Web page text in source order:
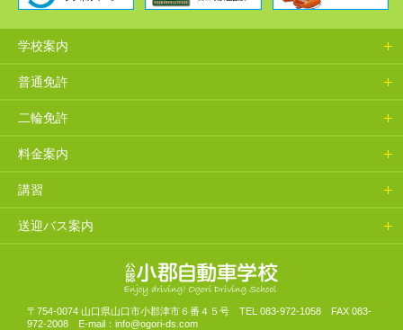
学校案内
普通免許
二輪免許
料金案内
講習
送迎バス案内
山口県小郡自動車学校
〒754-0074 山口県山口市小郡津市６番４５号 TEL 083-972-1058 FAX 083-
972-2008 E-mail：info@ogori-ds.com